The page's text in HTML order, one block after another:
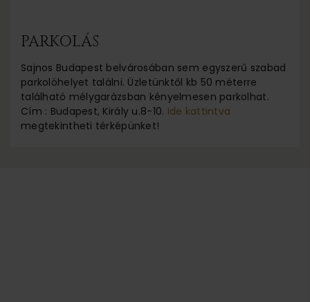
PARKOLÁS
Sajnos Budapest belvárosában sem egyszerű szabad
parkolóhelyet találni. Üzletünktől kb 50 méterre
található mélygarázsban kényelmesen parkolhat.
Cím : Budapest, Király u.8-10. Ide kattintva
megtekintheti térképünket!